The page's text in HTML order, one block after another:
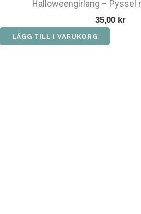
Halloweengirlang – Pyssel
35,00 kr
LÄGG TILL I VARUKORG